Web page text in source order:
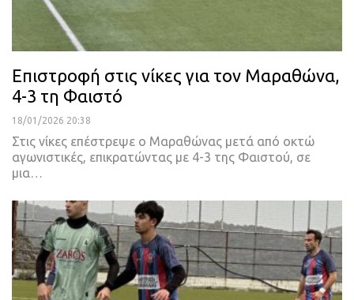
Επιστροφή στις νίκες για τον Μαραθώνα,
4-3 τη Φαιστό
18/01/2026 20:38
Στις νίκες επέστρεψε ο Μαραθώνας μετά από οκτώ
αγωνιστικές, επικρατώντας με 4-3 της Φαιστού, σε
μια…